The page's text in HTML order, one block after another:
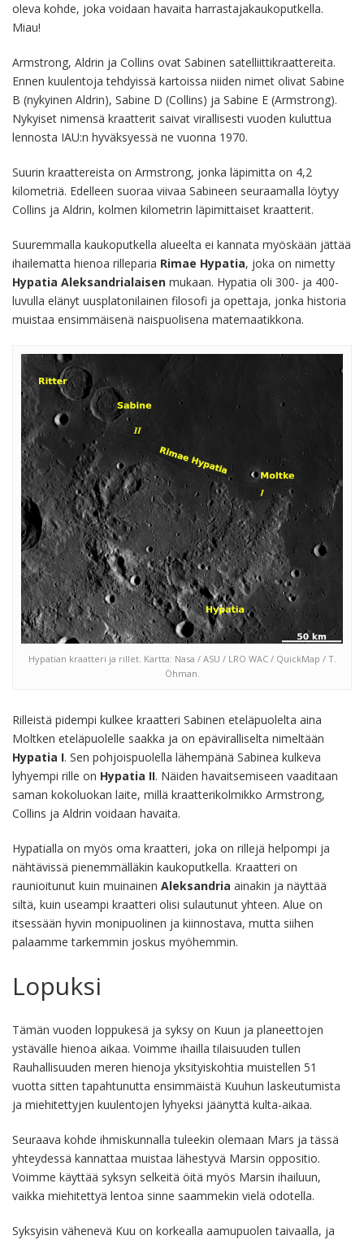
oleva kohde, joka voidaan havaita harrastajakaukoputkella.
Miau!
Armstrong, Aldrin ja Collins ovat Sabinen satelliittikraattereita.
Ennen kuulentoja tehdyissä kartoissa niiden nimet olivat Sabine
B (nykyinen Aldrin), Sabine D (Collins) ja Sabine E (Armstrong).
Nykyiset nimensä kraatterit saivat virallisesti vuoden kuluttua
lennosta IAU:n hyväksyessä ne vuonna 1970.
Suurin kraattereista on Armstrong, jonka läpimitta on 4,2
kilometriä. Edelleen suoraa viivaa Sabineen seuraamalla löytyy
Collins ja Aldrin, kolmen kilometrin läpimittaiset kraatterit.
Suuremmalla kaukoputkella alueelta ei kannata myöskään jättää
ihailematta hienoa rilleparia Rimae Hypatia, joka on nimetty
Hypatia Aleksandrialaisen mukaan. Hypatia oli 300- ja 400-
luvulla elänyt uusplatonilainen filosofi ja opettaja, jonka historia
muistaa ensimmäisenä naispuolisena matemaatikkona.
Hypatian kraatteri ja rillet. Kartta: Nasa / ASU / LRO WAC / QuickMap / T.
Öhman.
Rilleistä pidempi kulkee kraatteri Sabinen eteläpuolelta aina
Moltken eteläpuolelle saakka ja on epäviralliselta nimeltään
Hypatia I. Sen pohjoispuolella lähempänä Sabinea kulkeva
lyhyempi rille on Hypatia II. Näiden havaitsemiseen vaaditaan
saman kokoluokan laite, millä kraatterikolmikko Armstrong,
Collins ja Aldrin voidaan havaita.
Hypatialla on myös oma kraatteri, joka on rillejä helpompi ja
nähtävissä pienemmälläkin kaukoputkella. Kraatteri on
raunioitunut kuin muinainen Aleksandria ainakin ja näyttää
siltä, kuin useampi kraatteri olisi sulautunut yhteen. Alue on
itsessään hyvin monipuolinen ja kiinnostava, mutta siihen
palaamme tarkemmin joskus myöhemmin.
Lopuksi
Tämän vuoden loppukesä ja syksy on Kuun ja planeettojen
ystävälle hienoa aikaa. Voimme ihailla tilaisuuden tullen
Rauhallisuuden meren hienoja yksityiskohtia muistellen 51
vuotta sitten tapahtunutta ensimmäistä Kuuhun laskeutumista
ja miehitettyjen kuulentojen lyhyeksi jäänyttä kulta-aikaa.
Seuraava kohde ihmiskunnalla tuleekin olemaan Mars ja tässä
yhteydessä kannattaa muistaa lähestyvä Marsin oppositio.
Voimme käyttää syksyn selkeitä öitä myös Marsin ihailuun,
vaikka miehitettyä lentoa sinne saammekin vielä odotella.
Syksyisin vähenevä Kuu on korkealla aamupuolen taivaalla, ja